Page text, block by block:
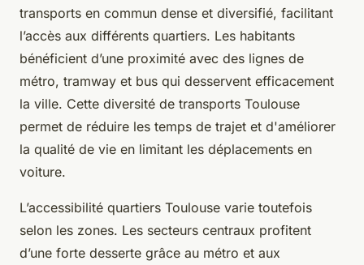
transports en commun dense et diversifié, facilitant
l’accès aux différents quartiers. Les habitants
bénéficient d’une proximité avec des lignes de
métro, tramway et bus qui desservent efficacement
la ville. Cette diversité de transports Toulouse
permet de réduire les temps de trajet et d'améliorer
la qualité de vie en limitant les déplacements en
voiture.
L’accessibilité quartiers Toulouse varie toutefois
selon les zones. Les secteurs centraux profitent
d’une forte desserte grâce au métro et aux